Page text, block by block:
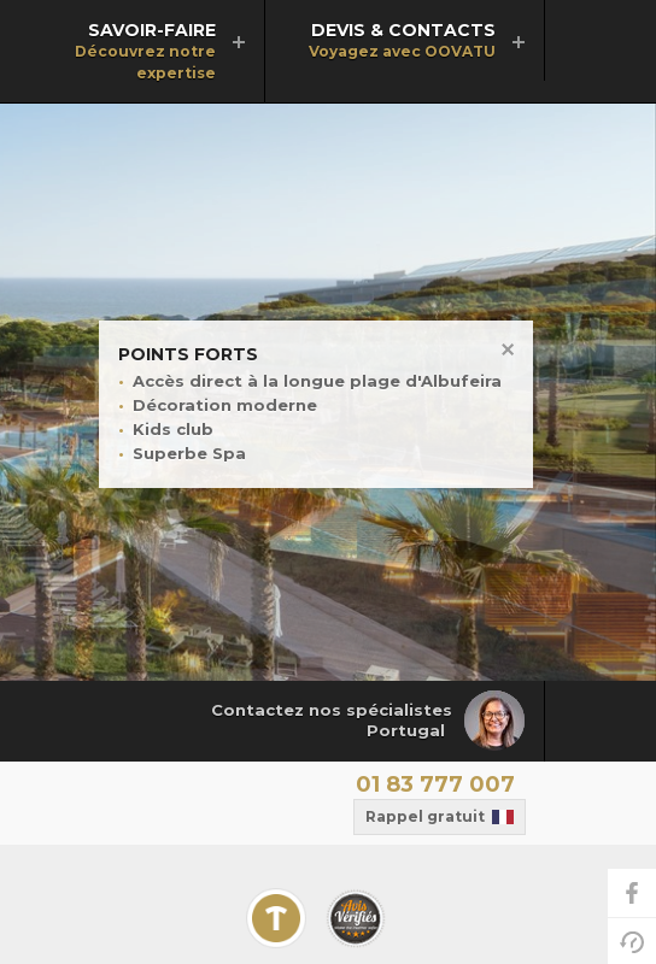
SAVOIR-FAIRE
Découvrez notre
expertise
DEVIS & CONTACTS
Voyagez avec OOVATU
POINTS FORTS
Accès direct à la longue plage d'Albufeira
Décoration moderne
Kids club
Superbe Spa
Contactez nos spécialistes
Portugal
01 83 777 007
Rappel gratuit